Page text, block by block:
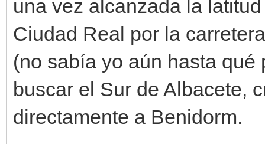
una vez alcanzada la
Ciudad Real por la
(no sabía yo aún hasta
buscar el Sur de Albacete,
directamente a Benidorm.